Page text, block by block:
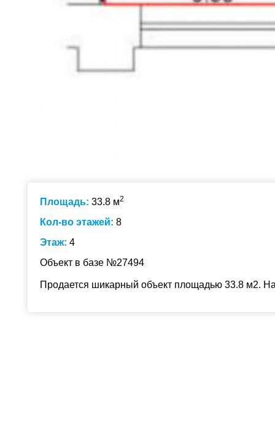
Площадь: 33.8 м2
Кол-во этажей: 8
Этаж: 4
Объект в базе №27494
Продается шикарный объект площадью 33.8 м2.